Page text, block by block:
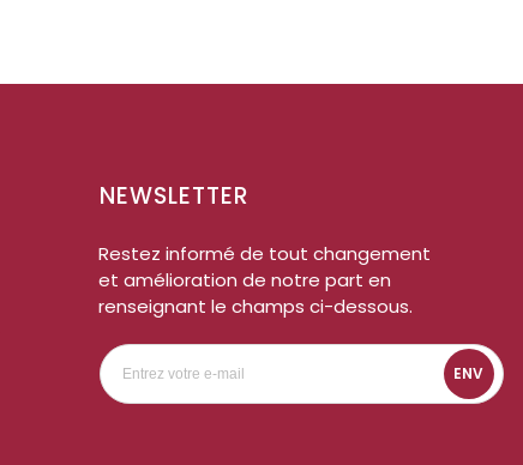
NEWSLETTER
Restez informé de tout changement
et amélioration de notre part en
renseignant le champs ci-dessous.
ENV